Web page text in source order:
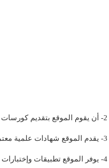
2- أن يقوم الموقع بتقديم كورسات تعليمية في الكثير من المجالات المختلفة .
3- يقدم الموقع شهادات علمية معتمدة لإثبات النجاح في الكورسات التعليمية .
4- يوفر الموقع تطبيقات وإختبارات عملية لحفظ المعلومات .